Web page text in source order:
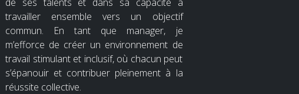
travailler ensemble vers un objectif
commun. En tant que manager, je
m’efforce de créer un environnement de
travail stimulant et inclusif, où chacun peut
s’épanouir et contribuer pleinement à la
réussite collective.